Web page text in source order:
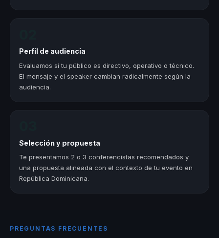
Perfil de audiencia
Evaluamos si tu público es directivo, operativo o técnico.
El mensaje y el speaker cambian radicalmente según la
audiencia.
Selección y propuesta
Te presentamos 2 o 3 conferencistas recomendados y
una propuesta alineada con el contexto de tu evento en
República Dominicana.
PREGUNTAS FRECUENTES